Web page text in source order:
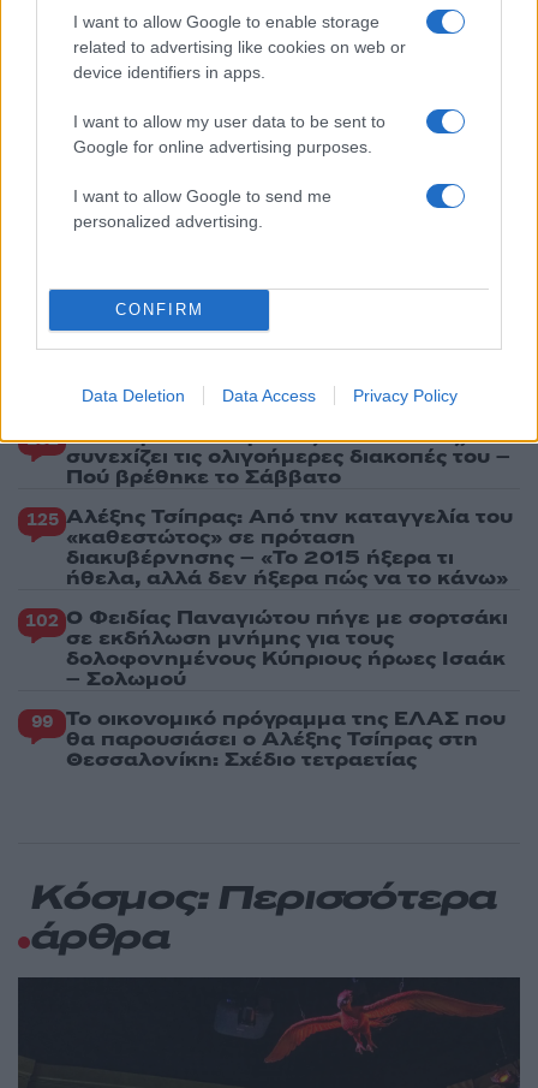
I want to allow Google to enable storage
related to advertising like cookies on web or
device identifiers in apps.
I want to allow my user data to be sent to
Google for online advertising purposes.
I want to allow Google to send me
personalized advertising.
CONFIRM
Data Deletion Data Access Privacy Policy
Δήμητρα Αλεξανδράκη σε Ιωάννα Τούνη:
«Χρόνια πολλά, να περάσεις τέλεια στις
Μαλδίβες, παλιοζηλιάρα»
Γιώργος Κοντογιάννης: «Ο Μάρκος
Σεφερλής είναι περήφανος για μένα που
είμαι εργατικός»
Σκιάθος: Τουρίστες και βαλίτσες
παρασύρονται από τουρμπίνες αεροπλάνου
Πιο σχολιασμένα
Μετέτρεψαν το Σαρακήνικο της Μήλου
ελικόπτερο τους για να κάνουν μπάνιο
132 Στην Κρήτη ο Κυριάκος Μητσοτάκης,
συνεχίζει τις ολιγοήμερες διακοπές του –
Πού βρέθηκε το Σάββατο
125 Αλέξης Τσίπρας: Από την καταγγελία του
«καθεστώτος» σε πρόταση
διακυβέρνησης – «Το 2015 ήξερα τι
ήθελα, αλλά δεν ήξερα πώς να το κάνω»
102 Ο Φειδίας Παναγιώτου πήγε με σορτσάκι
σε εκδήλωση μνήμης για τους
δολοφονημένους Κύπριους ήρωες Ισαάκ
– Σολωμού
99 Το οικονομικό πρόγραμμα της ΕΛΑΣ που
θα παρουσιάσει ο Αλέξης Τσίπρας στη
Θεσσαλονίκη: Σχέδιο τετραετίας
Κόσμος: Περισσότερα
άρθρα